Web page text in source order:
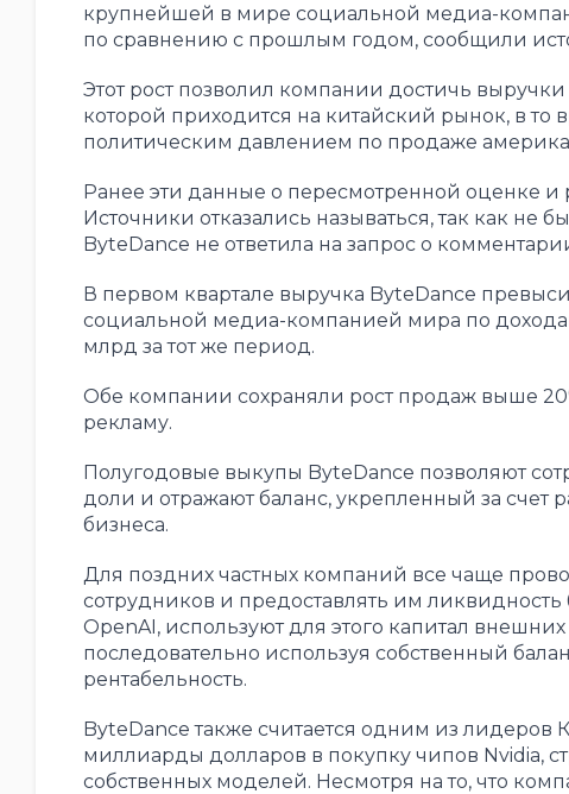
крупнейшей в мире социальной медиа-
по сравнению с прошлым годом, сообщили
Этот рост позволил компании достичь
которой приходится на китайский рынок, в то
политическим давлением по продаже
Ранее эти данные о пересмотренной оценке и
Источники отказались называться, так как
ByteDance не ответила на запрос о
В первом квартале выручка ByteDance
социальной медиа-компанией мира по
млрд за тот же период.
Обе компании сохраняли рост продаж выше
рекламу.
Полугодовые выкупы ByteDance позволяют
доли и отражают баланс, укрепленный за
бизнеса.
Для поздних частных компаний все чаще
сотрудников и предоставлять им
OpenAI, используют для этого капитал
последовательно используя собственный
рентабельность.
ByteDance также считается одним из лидеров
миллиарды долларов в покупку чипов Nvidia,
собственных моделей. Несмотря на то, что